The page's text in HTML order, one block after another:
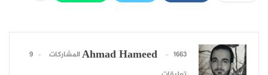
Ahmad Hameed 1663 المشاركات
9